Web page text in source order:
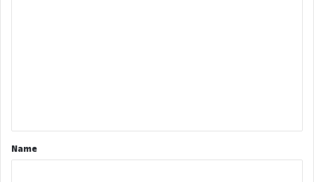
*Name